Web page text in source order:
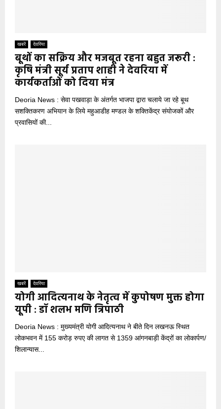
खबरें देवरिया
बूथों का सक्रिय और मजबूत रहना बहुत जरूरी :
कृषि मंत्री सूर्य प्रताप शाही ने देवरिया में
कार्यकर्ताओं को दिया मंत्र
Deoria News : सेवा पखवाड़ा के अंतर्गत भाजपा द्वारा चलाये जा रहे बूथ
सशक्तिकरण अभियान के लिये महुआडीह मण्डल के शक्तिकेंद्र संयोजकों और
प्रवासियों की...
खबरें देवरिया
योगी आदित्यनाथ के नेतृत्व में कुपोषण मुक्त होगा
यूपी : डॉ शलभ मणि त्रिपाठी
Deoria News : मुख्यमंत्री योगी आदित्यनाथ ने बीते दिन लखनऊ स्थित
लोकभवन में 155 करोड़ रुपए की लागत से 1359 आंगनबाड़ी केंद्रों का लोकार्पण/
शिलान्यास...